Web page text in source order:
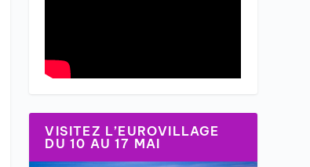
VISITEZ L’EUROVILLAGE
DU 10 AU 17 MAI